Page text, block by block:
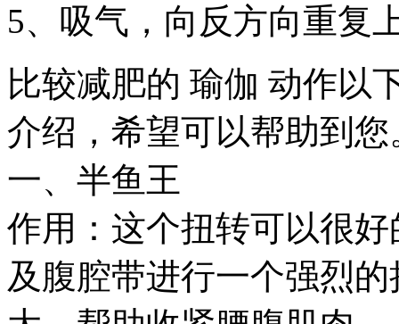
5、吸气，向反方向重复
比较减肥的 瑜伽 动作以
介绍，希望可以帮助到您
一、半鱼王
作用：这个扭转可以很
及腹腔带进行一个强烈